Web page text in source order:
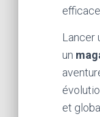
Lancer
un
et